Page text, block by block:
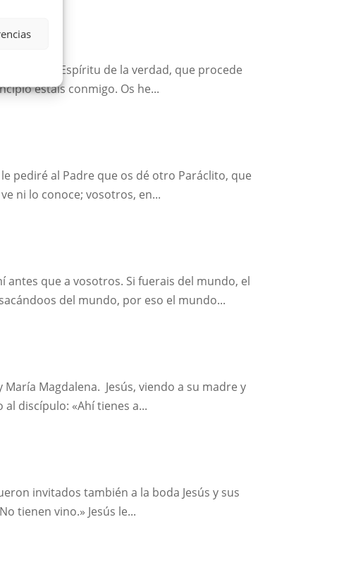
Padre, el Espíritu de la verdad, que procede
estáis conmigo. Os he...
pediré al Padre que os dé otro Paráclito, que
ni lo conoce; vosotros, en...
antes que a vosotros. Si fuerais del mundo, el
del mundo, por eso el mundo...
Magdalena. Jesús, viendo a su madre y
discípulo: «Ahí tienes a...
invitados también a la boda Jesús y sus
tienen vino.» Jesús le...